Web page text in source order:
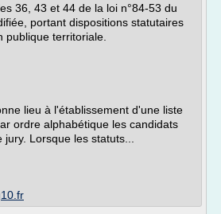
36, 43 et 44 de la loi n°84-53 du
portant dispositions statutaires
publique territoriale.
lieu à l'établissement d'une liste
ordre alphabétique les candidats
Lorsque les statuts...